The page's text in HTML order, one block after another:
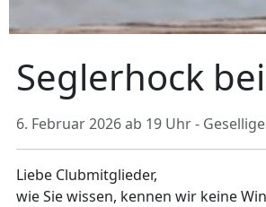
Seglerhock
6. Februar 2026 ab 19 Uhr -
Liebe Clubmitglieder,
wie Sie wissen, kennen wir keine